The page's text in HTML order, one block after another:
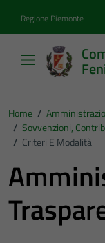
Regione Piemonte
Home /
/ Sovvenzioni,
/ Criteri E Modalità